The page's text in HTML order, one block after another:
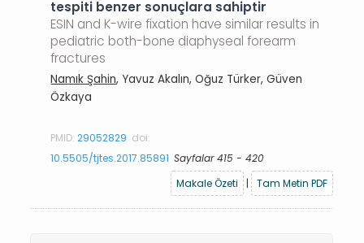
tespiti benzer sonuçlara sahiptir
ESIN and K-wire fixation have similar results in
pediatric both-bone diaphyseal forearm
fractures
Namık Şahin, Yavuz Akalın, Oğuz Türker, Güven
Özkaya
PMID:29052829 doi:
10.5505/tjtes.2017.85891 Sayfalar 415 - 420
Makale Özeti
| Tam Metin PDF